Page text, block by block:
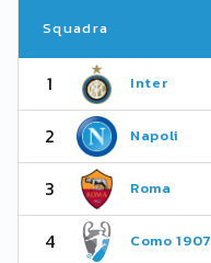
Squadra
1 Inter
2 Napoli
3 Roma
4 Como 1907